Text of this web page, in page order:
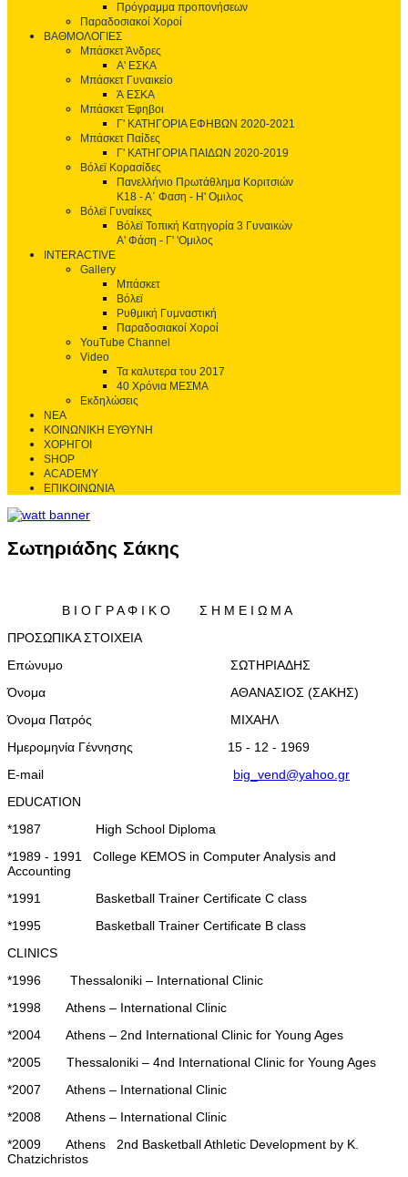
Πρόγραμμα προπονήσεων
Παραδοσιακοί Χοροί
ΒΑΘΜΟΛΟΓΙΕΣ
Μπάσκετ Άνδρες
Α' ΕΣΚΑ
Μπάσκετ Γυναικείο
Ά ΕΣΚΑ
Μπάσκετ Έφηβοι
Γ' ΚΑΤΗΓΟΡΙΑ ΕΦΗΒΩΝ 2020-2021
Μπάσκετ Παίδες
Γ' ΚΑΤΗΓΟΡΙΑ ΠΑΙΔΩΝ 2020-2019
Βόλεϊ Κορασίδες
Πανελλήνιο Πρωτάθλημα Κοριτσιών
Κ18 - Α΄ Φαση - H' Ομιλος
Βόλεϊ Γυναίκες
Βόλεϊ Τοπική Κατηγορία 3 Γυναικών
Α' Φάση - Γ' 'Ομιλος
INTERACTIVE
Gallery
Μπάσκετ
Βόλεϊ
Ρυθμική Γυμναστική
Παραδοσιακοί Χοροί
YouTube Channel
Video
Τα καλυτερα του 2017
40 Χρόνια ΜΕΣΜΑ
Εκδηλώσεις
ΝΕΑ
ΚΟΙΝΩΝΙΚΗ ΕΥΘΥΝΗ
ΧΟΡΗΓΟΙ
SHOP
ACADEMY
ΕΠΙΚΟΙΝΩΝΙΑ
Σωτηριάδης Σάκης
Β Ι Ο Γ Ρ Α Φ Ι Κ Ο Σ Η Μ Ε Ι Ω Μ Α
ΠΡΟΣΩΠΙΚΑ ΣΤΟΙΧΕΙΑ
Επώνυμο ΣΩΤΗΡΙΑΔΗΣ
Όνομα
ΑΘΑΝΑΣΙΟΣ (ΣΑΚΗΣ)
Όνομα Πατρός ΜΙΧΑΗΛ
Ημερομηνία Γέννησης 15 - 12 - 1969
E-mail big_vend@yahoo.gr
EDUCATION
*1987 High School Diploma
*1989 - 1991 College KEMOS in Computer Analysis and
Accounting
*1991 Basketball Trainer Certificate C class
*1995 Basketball Trainer Certificate B class
CLINICS
*1996 Thessaloniki – International Clinic
*1998 Athens – International Clinic
*2004 Athens – 2nd International Clinic for Young Ages
*2005 Thessaloniki – 4nd International Clinic for Young Ages
*2007 Athens – International Clinic
*2008 Athens – International Clinic
*2009 Athens 2nd Basketball Athletic Development by K.
Chatzichristos